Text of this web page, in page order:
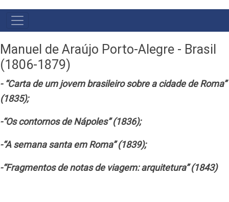
NAVEGAÇÃO
PRINCIPAL
Manuel de Araújo Porto-Alegre - Brasil
(1806-1879)
- “Carta de um jovem brasileiro sobre a cidade de Roma”
(1835);
-“Os contornos de Nápoles” (1836);
-“A semana santa em Roma” (1839);
-“Fragmentos de notas de viagem: arquitetura” (1843)